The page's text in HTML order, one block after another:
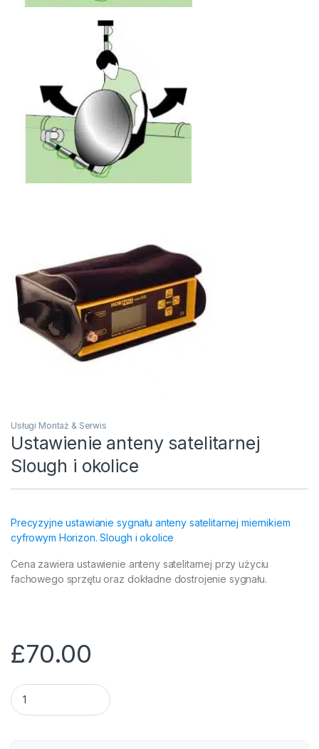
Usługi Montaż & Serwis
Ustawienie anteny satelitarnej
Slough i okolice
Precyzyjne ustawianie sygnału anteny satelitarnej miernikiem
cyfrowym Horizon. Slough i okolice
Cena zawiera ustawienie anteny satelitarnej przy użyciu
fachowego sprzętu oraz dokładne dostrojenie sygnału.
£70.00
Ustawienie anteny satelitarnej Slough i okolice quantity